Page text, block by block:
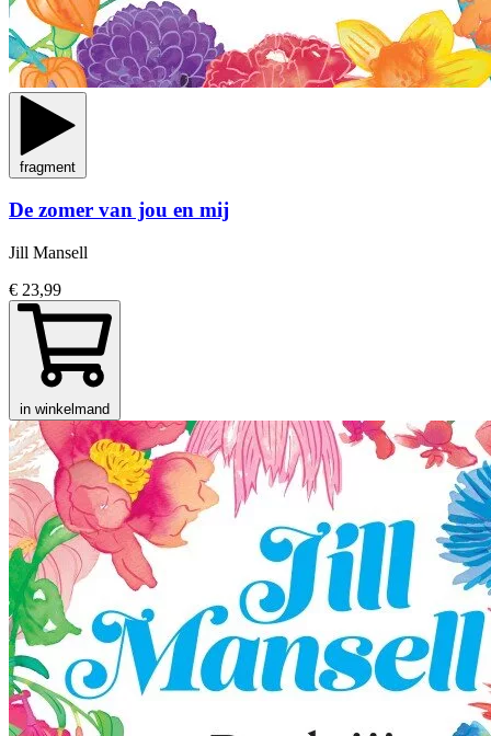
fragment
De zomer van jou en mij
Jill Mansell
€ 23,99
in winkelmand